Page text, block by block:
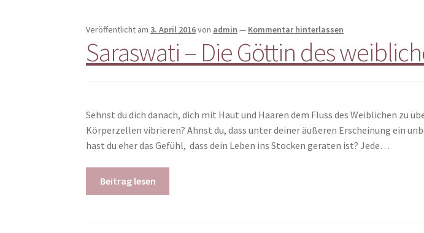
Veröffentlicht am 3. April 2016von admin — Kommentar hinterlassen
Saraswati – Die Göttin des
Sehnst du dich danach, dich mit Haut und Haaren dem Fluss des Weiblichen zu
Körperzellen vibrieren? Ahnst du, dass unter deiner äußeren Erscheinung ein
hast du eher das Gefühl, dass dein Leben ins Stocken geraten ist? Jede…
Beitrag lesen